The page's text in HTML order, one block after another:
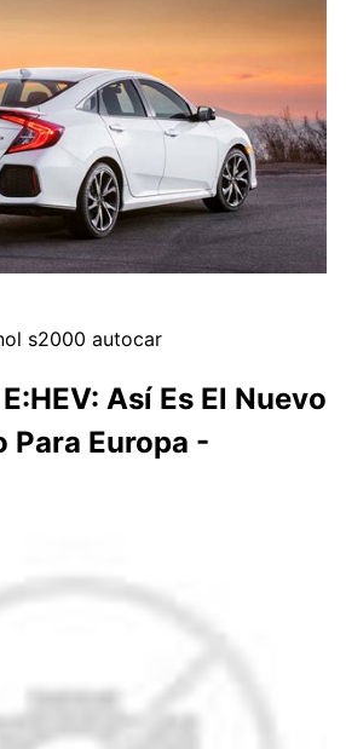
s2000 autocar
Así Es El Nuevo
Para Europa -